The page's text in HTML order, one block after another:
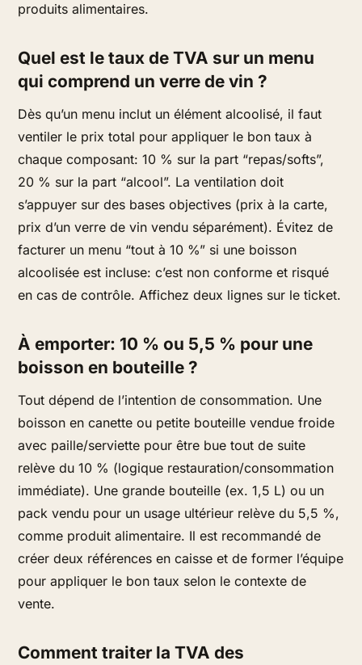
produits alimentaires.
Quel est le taux de TVA sur un menu
qui comprend un verre de vin ?
Dès qu’un menu inclut un élément alcoolisé, il faut
ventiler le prix total pour appliquer le bon taux à
chaque composant: 10 % sur la part “repas/softs”,
20 % sur la part “alcool”. La ventilation doit
s’appuyer sur des bases objectives (prix à la carte,
prix d’un verre de vin vendu séparément). Évitez de
facturer un menu “tout à 10 %” si une boisson
alcoolisée est incluse: c’est non conforme et risqué
en cas de contrôle. Affichez deux lignes sur le ticket.
À emporter: 10 % ou 5,5 % pour une
boisson en bouteille ?
Tout dépend de l’intention de consommation. Une
boisson en canette ou petite bouteille vendue froide
avec paille/serviette pour être bue tout de suite
relève du 10 % (logique restauration/consommation
immédiate). Une grande bouteille (ex. 1,5 L) ou un
pack vendu pour un usage ultérieur relève du 5,5 %,
comme produit alimentaire. Il est recommandé de
créer deux références en caisse et de former l’équipe
pour appliquer le bon taux selon le contexte de
vente.
Comment traiter la TVA des